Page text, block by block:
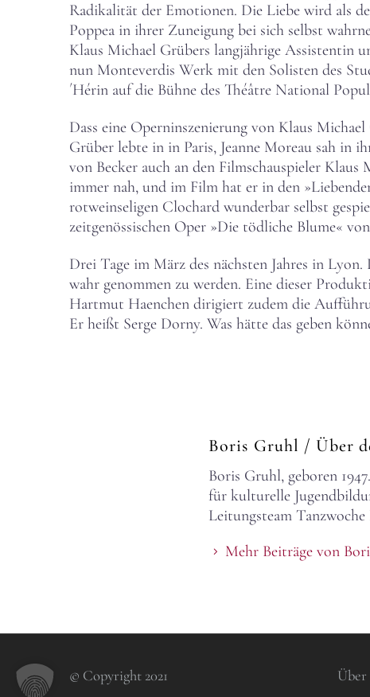
Radikalität der Emotionen. Die Liebe wird als
Poppea in ihrer Zuneigung bei sich selbst
Klaus Michael Grübers langjährige Assistentin
nun Monteverdis Werk mit den Solisten des
´Hérin auf die Bühne des Théâtre National
Dass eine Operninszenierung von Klaus
Grüber lebte in in Paris, Jeanne Moreau sah in
von Becker auch an den Filmschauspieler
immer nah, und im Film hat er in den
rotweinseligen Clochard wunderbar selbst
zeitgenössischen Oper »Die tödliche Blume«
Drei Tage im März des nächsten Jahres in
wahr genommen zu werden. Eine dieser
Hartmut Haenchen dirigiert zudem die
Er heißt Serge Dorny. Was hätte das geben
Boris Gruhl / Über
Boris Gruhl, geboren
für kulturelle
Leitungsteam Tanzwoche
Mehr Beiträge von
© Copyright 2021